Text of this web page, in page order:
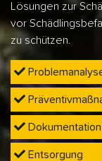
Lösungen zur
vor
zu schützen.
Dokumentation
Entsorgung